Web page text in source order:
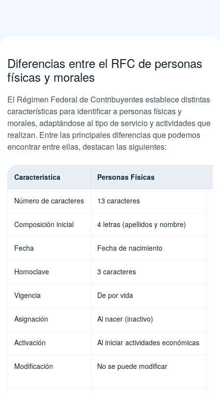
Diferencias entre el RFC de personas
físicas y morales
El Régimen Federal de Contribuyentes establece distintas
características para identificar a personas físicas y
morales, adaptándose al tipo de servicio y actividades que
realizan. Entre las principales diferencias que podemos
encontrar entre ellas, destacan las siguientes:
Característica Personas Físicas
Número de caracteres 13 caracteres
Composición inicial 4 letras (apellidos y nombre)
Fecha Fecha de nacimiento
Homoclave 3 caracteres
Vigencia De por vida
Asignación Al nacer (inactivo)
Activación Al iniciar actividades económicas
Modificación No se puede modificar